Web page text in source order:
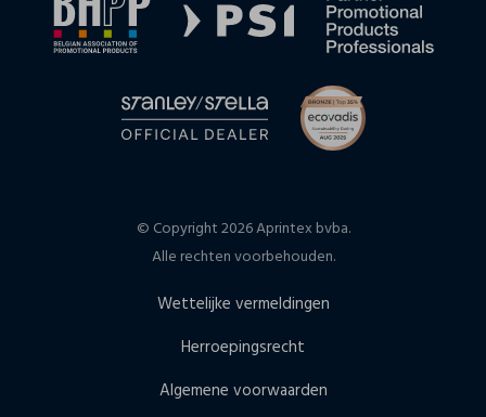
© Copyright 2026 Aprintex bvba.
Alle rechten voorbehouden.
Wettelijke vermeldingen
Herroepingsrecht
Algemene voorwaarden